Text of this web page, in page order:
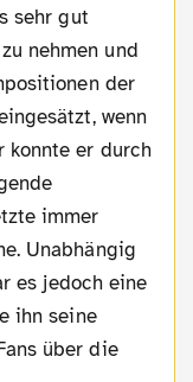
sehr gut
nehmen und
der
wenn
konnte er durch
immer
Unabhängig
es jedoch eine
ihn seine
über die